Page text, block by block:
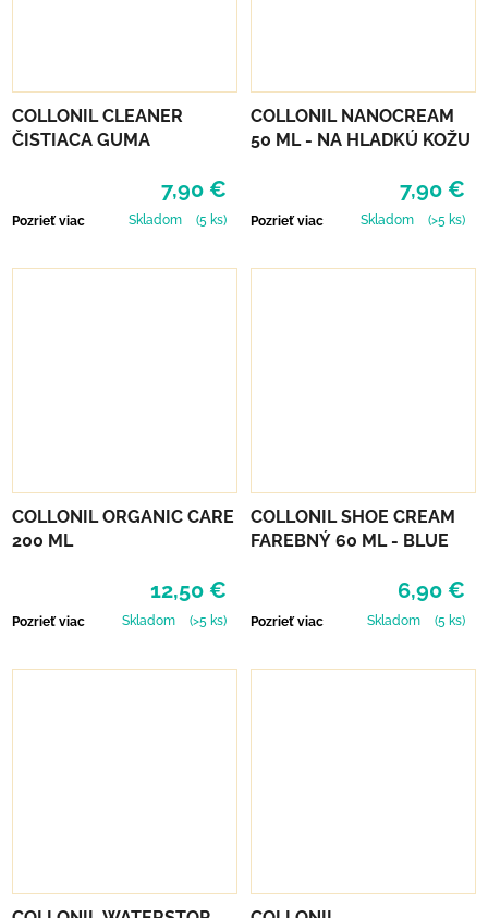
COLLONIL CLEANER
ČISTIACA GUMA
7,90 €
Pozrieť viac Skladom (5 ks)
COLLONIL NANOCREAM
50 ML - NA HLADKÚ KOŽU
7,90 €
Pozrieť viac Skladom (>5 ks)
COLLONIL ORGANIC CARE
200 ML
12,50 €
Pozrieť viac Skladom (>5 ks)
COLLONIL SHOE CREAM
FAREBNÝ 60 ML - BLUE
6,90 €
Pozrieť viac Skladom (5 ks)